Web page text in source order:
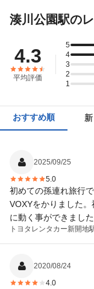
湊川公園駅の
4.3
平均評価
5
4
3
2
1
おすすめ順
2025/09/25
5.0
初めての孫連れ旅行
VOXYをかりました
に動く事ができまし
まっているというア
返却にも関わらず親
トヨタレンタカー新開地
2020/08/24
4.0